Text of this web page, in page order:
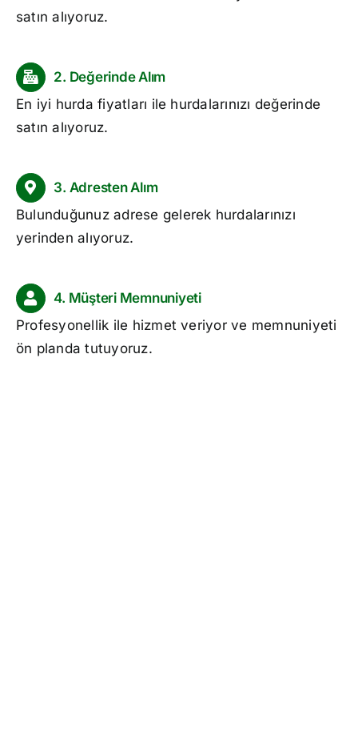
satın alıyoruz.
2. Değerinde Alım
En iyi hurda fiyatları ile hurdalarınızı değerinde
satın alıyoruz.
3. Adresten Alım
Bulunduğunuz adrese gelerek hurdalarınızı
yerinden alıyoruz.
4. Müşteri Memnuniyeti
Profesyonellik ile hizmet veriyor ve memnuniyeti
ön planda tutuyoruz.